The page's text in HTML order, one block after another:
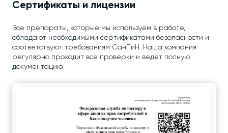
Сертификаты и лицензии
Все препараты, которые мы используем в работе,
обладают необходимыми сертификатами безопасности и
соответствуют требованиям СанПиН. Наша компания
регулярно проходит все проверки и ведет полную
документацию.